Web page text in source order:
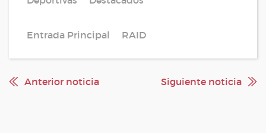
Entrada Principal RAID
Anterior noticia Siguiente noticia